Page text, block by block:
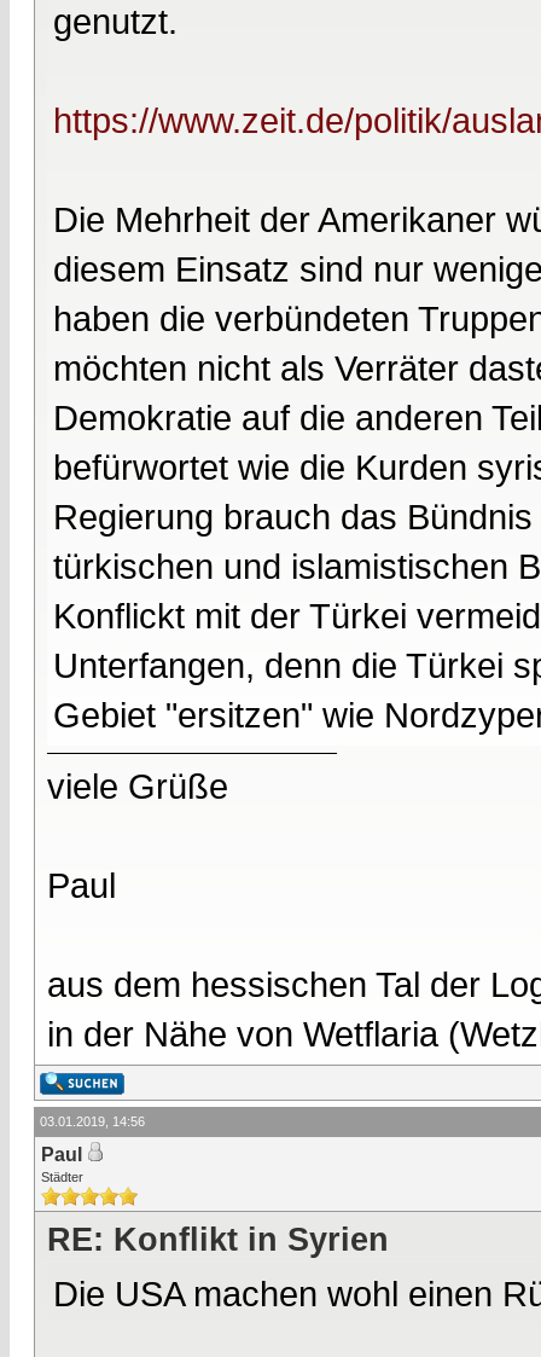
genutzt.
https://www.zeit.de/politik/
Die Mehrheit der Amerikaner
diesem Einsatz sind nur
haben die verbündeten
möchten nicht als Verräter
Demokratie auf die anderen
befürwortet wie die Kurden
Regierung brauch das
türkischen und islamistischen
Konflickt mit der Türkei
Unterfangen, denn die Türkei
Gebiet "ersitzen" wie
viele Grüße
Paul
aus dem hessischen Tal der
in der Nähe von Wetflaria
03.01.2019, 14:56
Paul
Städter
RE: Konflikt in Syrien
Die USA machen wohl einen